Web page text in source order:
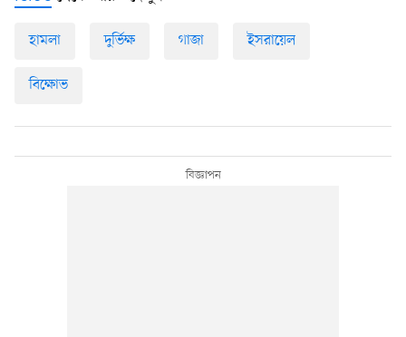
হামলা দুর্ভিক্ষ গাজা ইসরায়েল
বিক্ষোভ